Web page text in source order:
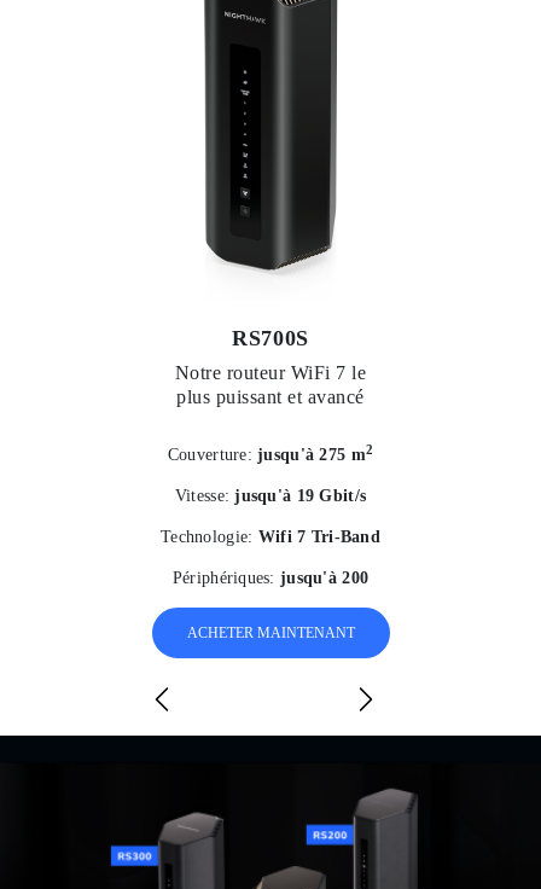
RS700S
Notre routeur WiFi 7 le
plus puissant et avancé
Couverture:jusqu'à 275 m2
Vitesse:jusqu'à 19 Gbit/s
Technologie: Wifi 7 Tri-Band
Périphériques:jusqu'à 200
ACHETER MAINTENANT